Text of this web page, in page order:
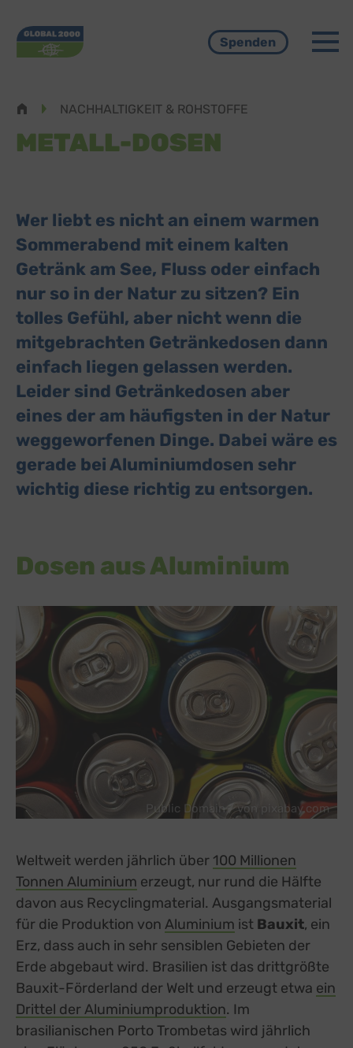
Spenden
NACHHALTIGKEIT & ROHSTOFFE
METALL-DOSEN
Wer liebt es nicht an einem warmen
Sommerabend mit einem kalten
Getränk am See, Fluss oder einfach
nur so in der Natur zu sitzen? Ein
tolles Gefühl, aber nicht wenn die
mitgebrachten Getränkedosen dann
einfach liegen gelassen werden.
Leider sind Getränkedosen aber
eines der am häufigsten in der Natur
weggeworfenen Dinge. Dabei wäre es
gerade bei Aluminiumdosen sehr
wichtig diese richtig zu entsorgen.
Dosen aus Aluminium
Public Domain / von pixabay.com
Weltweit werden jährlich über 100 Millionen
Tonnen Aluminium external link, opens in a new tab
erzeugt, nur rund die Hälfte
davon aus Recyclingmaterial. Ausgangsmaterial
für die Produktion von Aluminium ist Bauxit, ein
Erz, dass auch in sehr sensiblen Gebieten der
Erde abgebaut wird. Brasilien ist das drittgrößte
Bauxit-Förderland der Welt und erzeugt etwa ein
Drittel der Aluminiumproduktionexternal link,
. Im
brasilianischen Porto Trombetas wird jährlich